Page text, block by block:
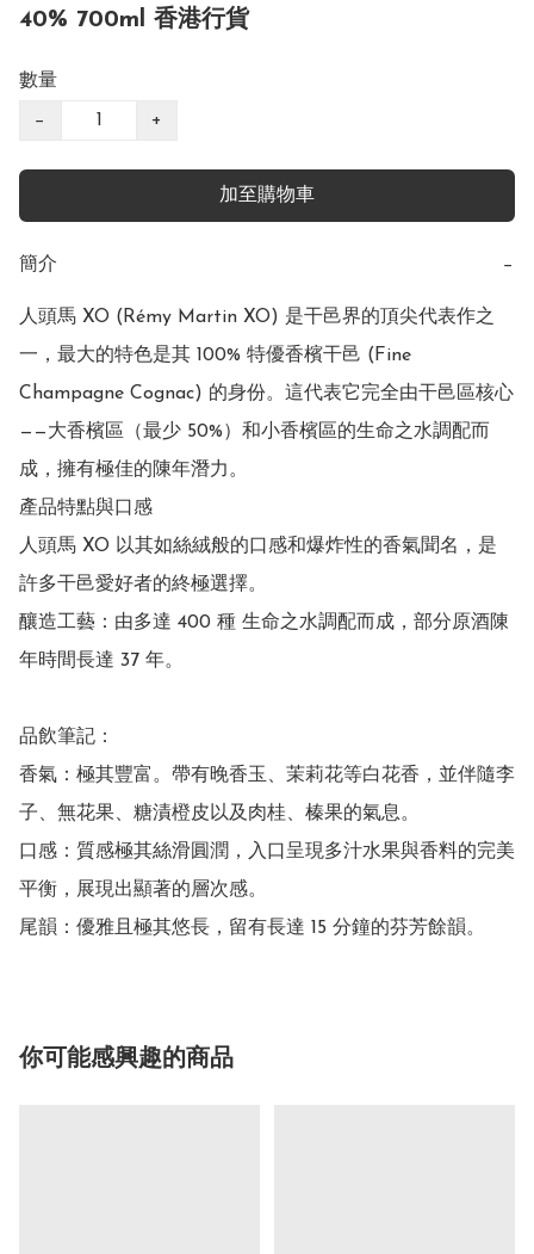
40% 700ml 香港行貨
數量
− +
加至購物車
簡介 −
人頭馬 XO (Rémy Martin XO) 是干邑界的頂尖代表作之
一，最大的特色是其 100% 特優香檳干邑 (Fine
Champagne Cognac) 的身份。這代表它完全由干邑區核心
——大香檳區（最少 50%）和小香檳區的生命之水調配而
成，擁有極佳的陳年潛力。
產品特點與口感
人頭馬 XO 以其如絲絨般的口感和爆炸性的香氣聞名，是
許多干邑愛好者的終極選擇。
釀造工藝：由多達 400 種 生命之水調配而成，部分原酒陳
年時間長達 37 年。
品飲筆記：
香氣：極其豐富。帶有晚香玉、茉莉花等白花香，並伴隨李
子、無花果、糖漬橙皮以及肉桂、榛果的氣息。
口感：質感極其絲滑圓潤，入口呈現多汁水果與香料的完美
平衡，展現出顯著的層次感。
尾韻：優雅且極其悠長，留有長達 15 分鐘的芬芳餘韻。
你可能感興趣的商品